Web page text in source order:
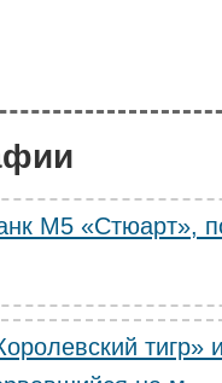
M5 «Стюарт»,
тигр»